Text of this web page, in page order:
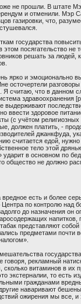
не прошли. В штате
и отменили. Мэр
газировки, что,
государства
посягательство не
решать за людей,
ярко и эмоционально
осточертели
считаю, что в данном
здравоохранения
ввести здоровое
(с учётом религиозных
должен платить, -
джанкфуда,
считается едой,
тело этой
ударит в основном по
общество не должно
есть и более
по контролю над
до назначения он
напитков,
представляют
предметами почти
рекламный
витаминов в их
экстерналии, то есть
гражданами
наваривают
ожирения мы все, и